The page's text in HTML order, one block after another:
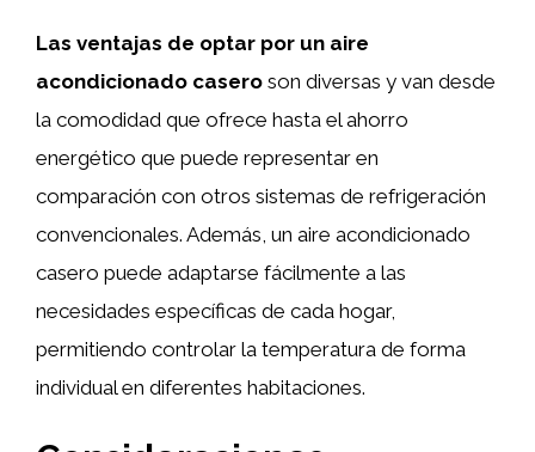
Las ventajas de optar por un aire
acondicionado casero son diversas y van desde
la comodidad que ofrece hasta el ahorro
energético que puede representar en
comparación con otros sistemas de refrigeración
convencionales. Además, un aire acondicionado
casero puede adaptarse fácilmente a las
necesidades específicas de cada hogar,
permitiendo controlar la temperatura de forma
individual en diferentes habitaciones.